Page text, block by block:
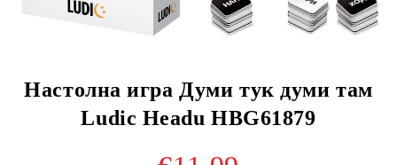
Настолна игра Думи тук думи там
Ludic Headu HBG61879